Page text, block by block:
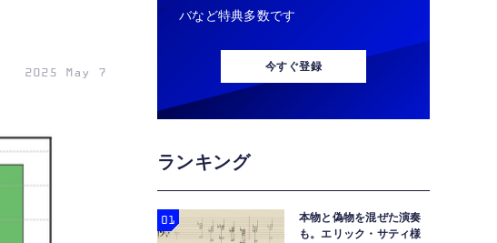
2025 May 7
バなど特典多数です
今すぐ登録
ランキング
本物と偽物を混ぜた演奏
も。エリック・サティ様